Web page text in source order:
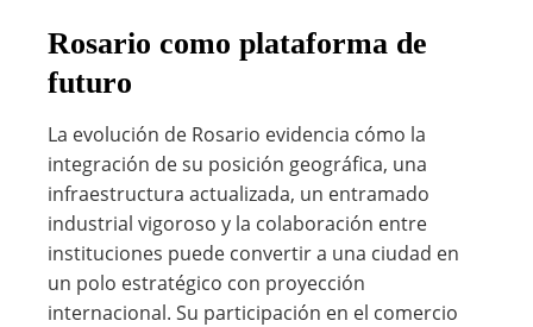
Rosario como plataforma de
futuro
La evolución de Rosario evidencia cómo la
integración de su posición geográfica, una
infraestructura actualizada, un entramado
industrial vigoroso y la colaboración entre
instituciones puede convertir a una ciudad en
un polo estratégico con proyección
internacional. Su participación en el comercio